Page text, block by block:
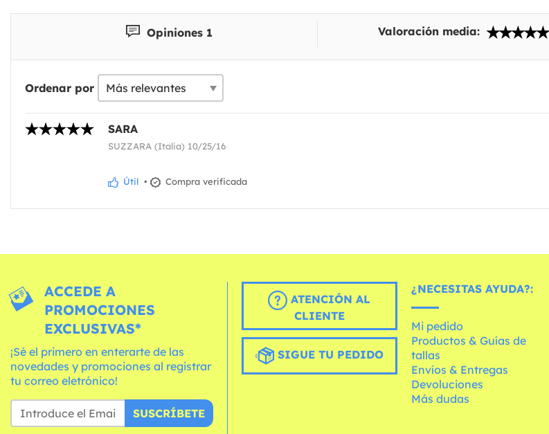
Opiniones 1 Valoración media:
Ordenar por
SARA
SUZZARA (Italia) 10/25/16
Útil • Compra verificada
ACCEDE A
PROMOCIONES
EXCLUSIVAS*
¡Sé el primero en enterarte de las
novedades y promociones al registrar
tu correo eletrónico!
SUSCRÍBETE
ATENCIÓN AL
CLIENTE
SIGUE TU PEDIDO
¿NECESITAS AYUDA?:
Mi pedido
Productos & Guías de
tallas
Envíos & Entregas
Devoluciones
Más dudas